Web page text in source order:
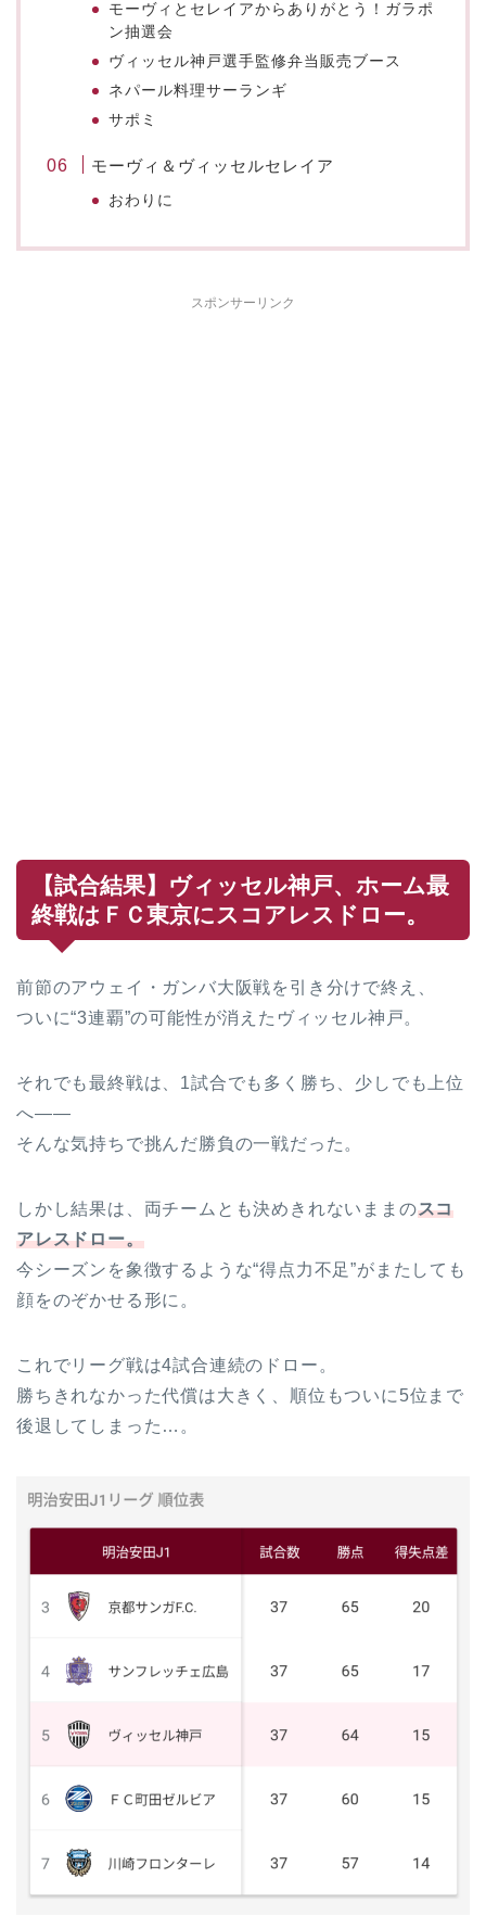
モーヴィとセレイアからありがとう！ガラポ
ン抽選会
ヴィッセル神戸選手監修弁当販売ブース
ネパール料理サーランギ
サポミ
モーヴィ＆ヴィッセルセレイア
おわりに
スポンサーリンク
【試合結果】ヴィッセル神戸、ホーム最
終戦はＦＣ東京にスコアレスドロー。
前節のアウェイ・ガンバ大阪戦を引き分けで終え、
ついに“3連覇”の可能性が消えたヴィッセル神戸。
それでも最終戦は、1試合でも多く勝ち、少しでも上位
へ――
そんな気持ちで挑んだ勝負の一戦だった。
しかし結果は、両チームとも決めきれないままのスコ
アレスドロー。
今シーズンを象徴するような“得点力不足”がまたしても
顔をのぞかせる形に。
これでリーグ戦は4試合連続のドロー。
勝ちきれなかった代償は大きく、順位もついに5位まで
後退してしまった…。